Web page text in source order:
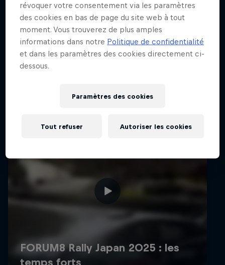
Vous aimerez aussi
révoquer votre consentement via les paramètres
des cookies en bas de page du site web à tout
moment. Vous trouverez de plus amples
informations dans notre Politique de confidentialité
et dans les paramètres des cookies directement ci-
dessous.
Paramètres des cookies
Tout refuser Autoriser les cookies